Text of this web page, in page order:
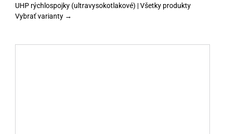
UHP rýchlospojky (ultravysokotlakové) | Všetky produkty
Vybrať varianty →